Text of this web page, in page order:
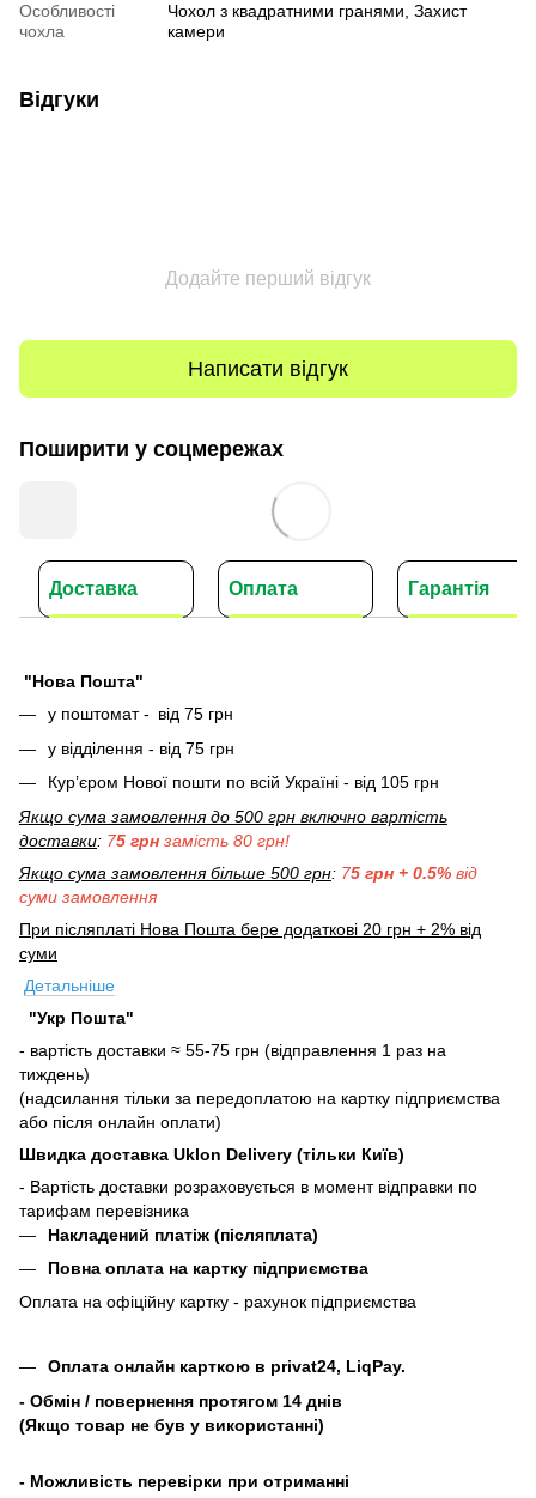
Особливості
чохла
Чохол з квадратними гранями, Захист
камери
Відгуки
Додайте перший відгук
Написати відгук
Поширити у соцмережах
Доставка Оплата Гарантія
"Нова Пошта"
у поштомат - від 75 грн
у відділення - від 75 грн
Кур’єром Нової пошти по всій Україні - від 105 грн
Якщо сума замовлення до 500 грн включно вартість
доставки: 75 грн замість 80 грн!
Якщо сума замовлення більше 500 грн: 75 грн + 0.5% від
суми замовлення
При післяплаті Нова Пошта бере додаткові 20 грн + 2% від
суми
Детальніше
"Укр Пошта"
- вартість доставки ≈ 55-75 грн (відправлення 1 раз на
тиждень)
(надсилання тільки за передоплатою на картку підприємства
або після онлайн оплати)
Швидка доставка Uklon Delivery (тільки Київ)
- Вартість доставки розраховується в момент відправки по
тарифам перевізника
Накладений платіж (післяплата)
Повна оплата на картку підприємства
Оплата на офіційну картку - рахунок підприємства
Оплата онлайн карткою в privat24, LiqPay.
- Обмін / повернення протягом 14 днів
(Якщо товар не був у використанні)
- Можливість перевірки при отриманні